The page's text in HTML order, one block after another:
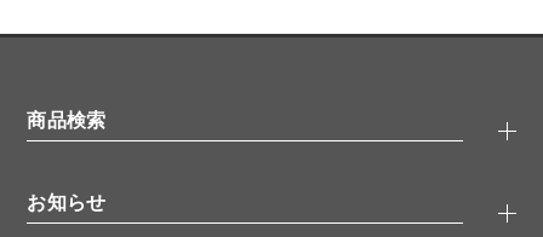
商品検索
タンパク質検索
お知らせ